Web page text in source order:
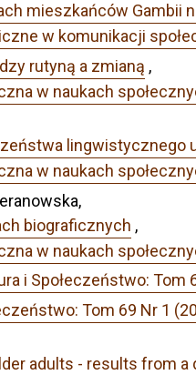
mieszkańców Gambii
w komunikacji
rutyną a zmianą ,
w naukach
lingwistycznego
w naukach
biograficznych ,
w naukach
i Społeczeństwo: Tom
Tom 69 Nr 1
adults - results from